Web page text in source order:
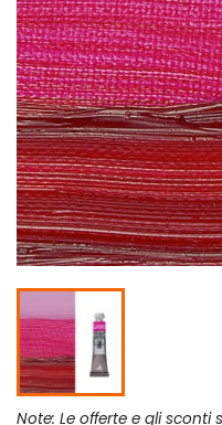
Note: Le offerte e gli